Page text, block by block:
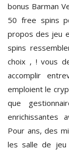
bonus Barman
50 free spins
propos des jeu
spins
choix , ! vous
accomplir
emploient le
que
enrichissantes
Pour ans, des
les salle de jeu